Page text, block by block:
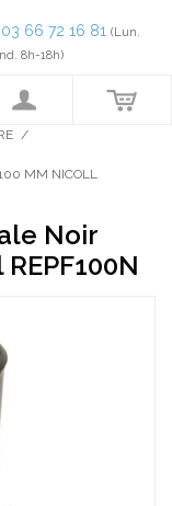
03 66 72 16 81 (Lun.
8h-18h)
/
MM NICOLL
Noir